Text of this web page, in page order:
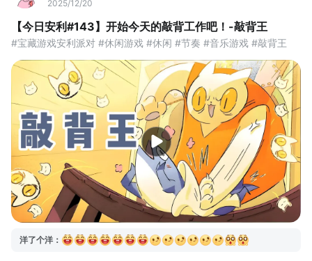
2025/12/20
【今日安利#143】开始今天的敲背工作吧！-敲背王
#宝藏游戏安利派对 #休闲游戏 #休闲 #节奏 #音乐游戏 #敲背王
洋了个洋 ：